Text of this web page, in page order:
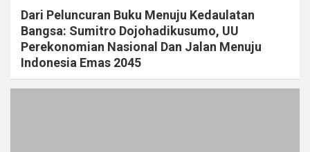
Dari Peluncuran Buku Menuju Kedaulatan
Bangsa: Sumitro Dojohadikusumo, UU
Perekonomian Nasional Dan Jalan Menuju
Indonesia Emas 2045